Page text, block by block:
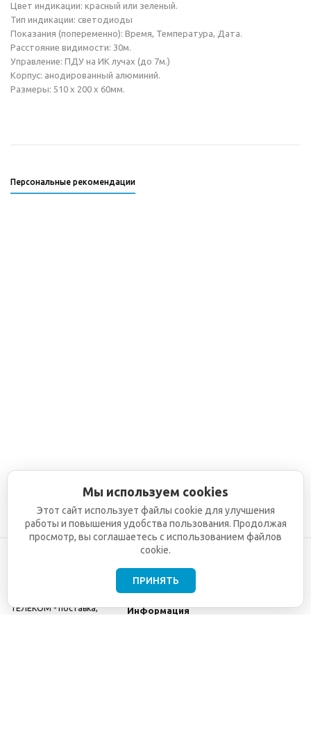
Цвет индикации: красный или зеленый.
Тип индикации: светодиоды
Показания (попеременно): Время, Температура, Дата.
Расстояние видимости: 30м.
Управление: ПДУ на ИК лучах (до 7м.)
Корпус: анодированный алюминий.
Размеры: 510 х 200 х 60мм.
Персональные рекомендации
ТЕЛЕКОМ - поставка,
Информация
Мы используем cookies
Этот сайт использует файлы cookie для улучшения
работы и повышения удобства пользования. Продолжая
просмотр, вы соглашаетесь с использованием файлов
cookie.
ПРИНЯТЬ